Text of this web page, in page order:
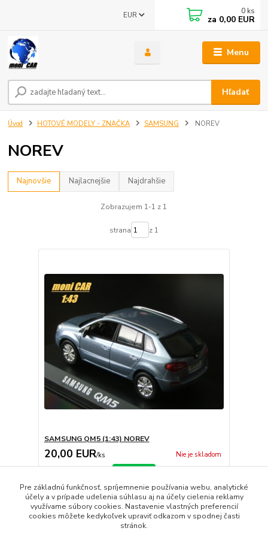
Menu
EUR
Hľadať
0 ks
za 0,00 EUR
Úvod HOTOVÉ MODELY - ZNAČKA SAMSUNG NOREV
NOREV
Najnovšie Najlacnejšie Najdrahšie
Zobrazujem 1-1 z 1
strana z 1
SAMSUNG QM5 (1:43) NOREV
20,00 EUR/ks Nie je skladom
strana z 1
Pre základnú funkčnosť, spríjemnenie používania webu, analytické
účely a v prípade udelenia súhlasu aj na účely cielenia reklamy
využívame súbory cookies. Nastavenie vlastných preferencií
cookies môžete kedykoľvek upraviť odkazom v spodnej časti
stránok.